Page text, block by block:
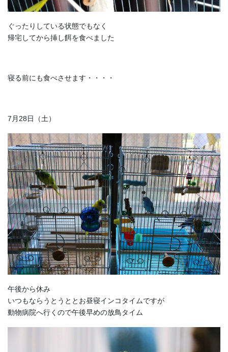
ぐったりしている状態でもなく
帰宅してから挿し餌を食べました
寝る前にも食べさせます・・・・
7月28日（土）
午後から休み
いつもならうとうととお昼寝インコタイムですが
動物病院へ行くので午後早めの放鳥タイム